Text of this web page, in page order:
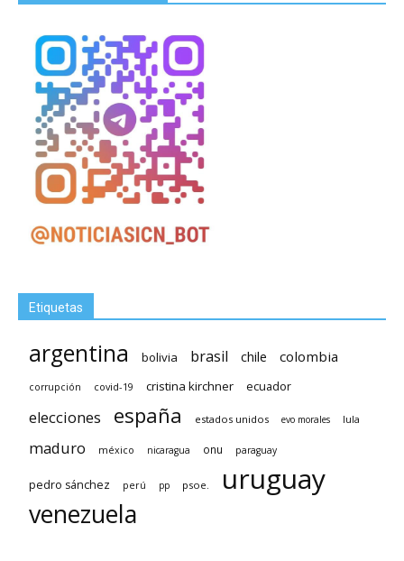
Etiquetas
argentina bolivia brasil chile colombia
corrupción covid-19 cristina kirchner ecuador
elecciones españa estados unidos evo morales lula
maduro méxico nicaragua onu paraguay
pedro sánchez perú pp psoe. uruguay
venezuela